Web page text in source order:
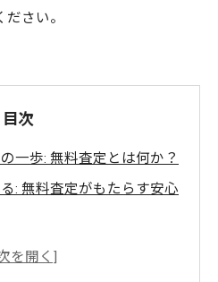
さい。
目次
一歩: 無料査定とは何か？
: 無料査定がもたらす安心
: 正確な価値を把握する方